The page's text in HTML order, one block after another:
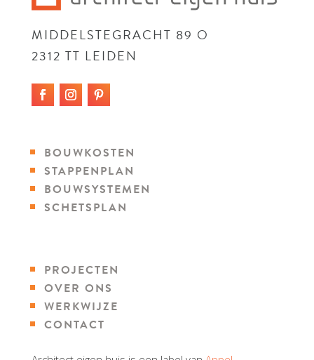
MIDDELSTEGRACHT 89 O
2312 TT LEIDEN
BOUWKOSTEN
STAPPENPLAN
BOUWSYSTEMEN
SCHETSPLAN
PROJECTEN
OVER ONS
WERKWIJZE
CONTACT